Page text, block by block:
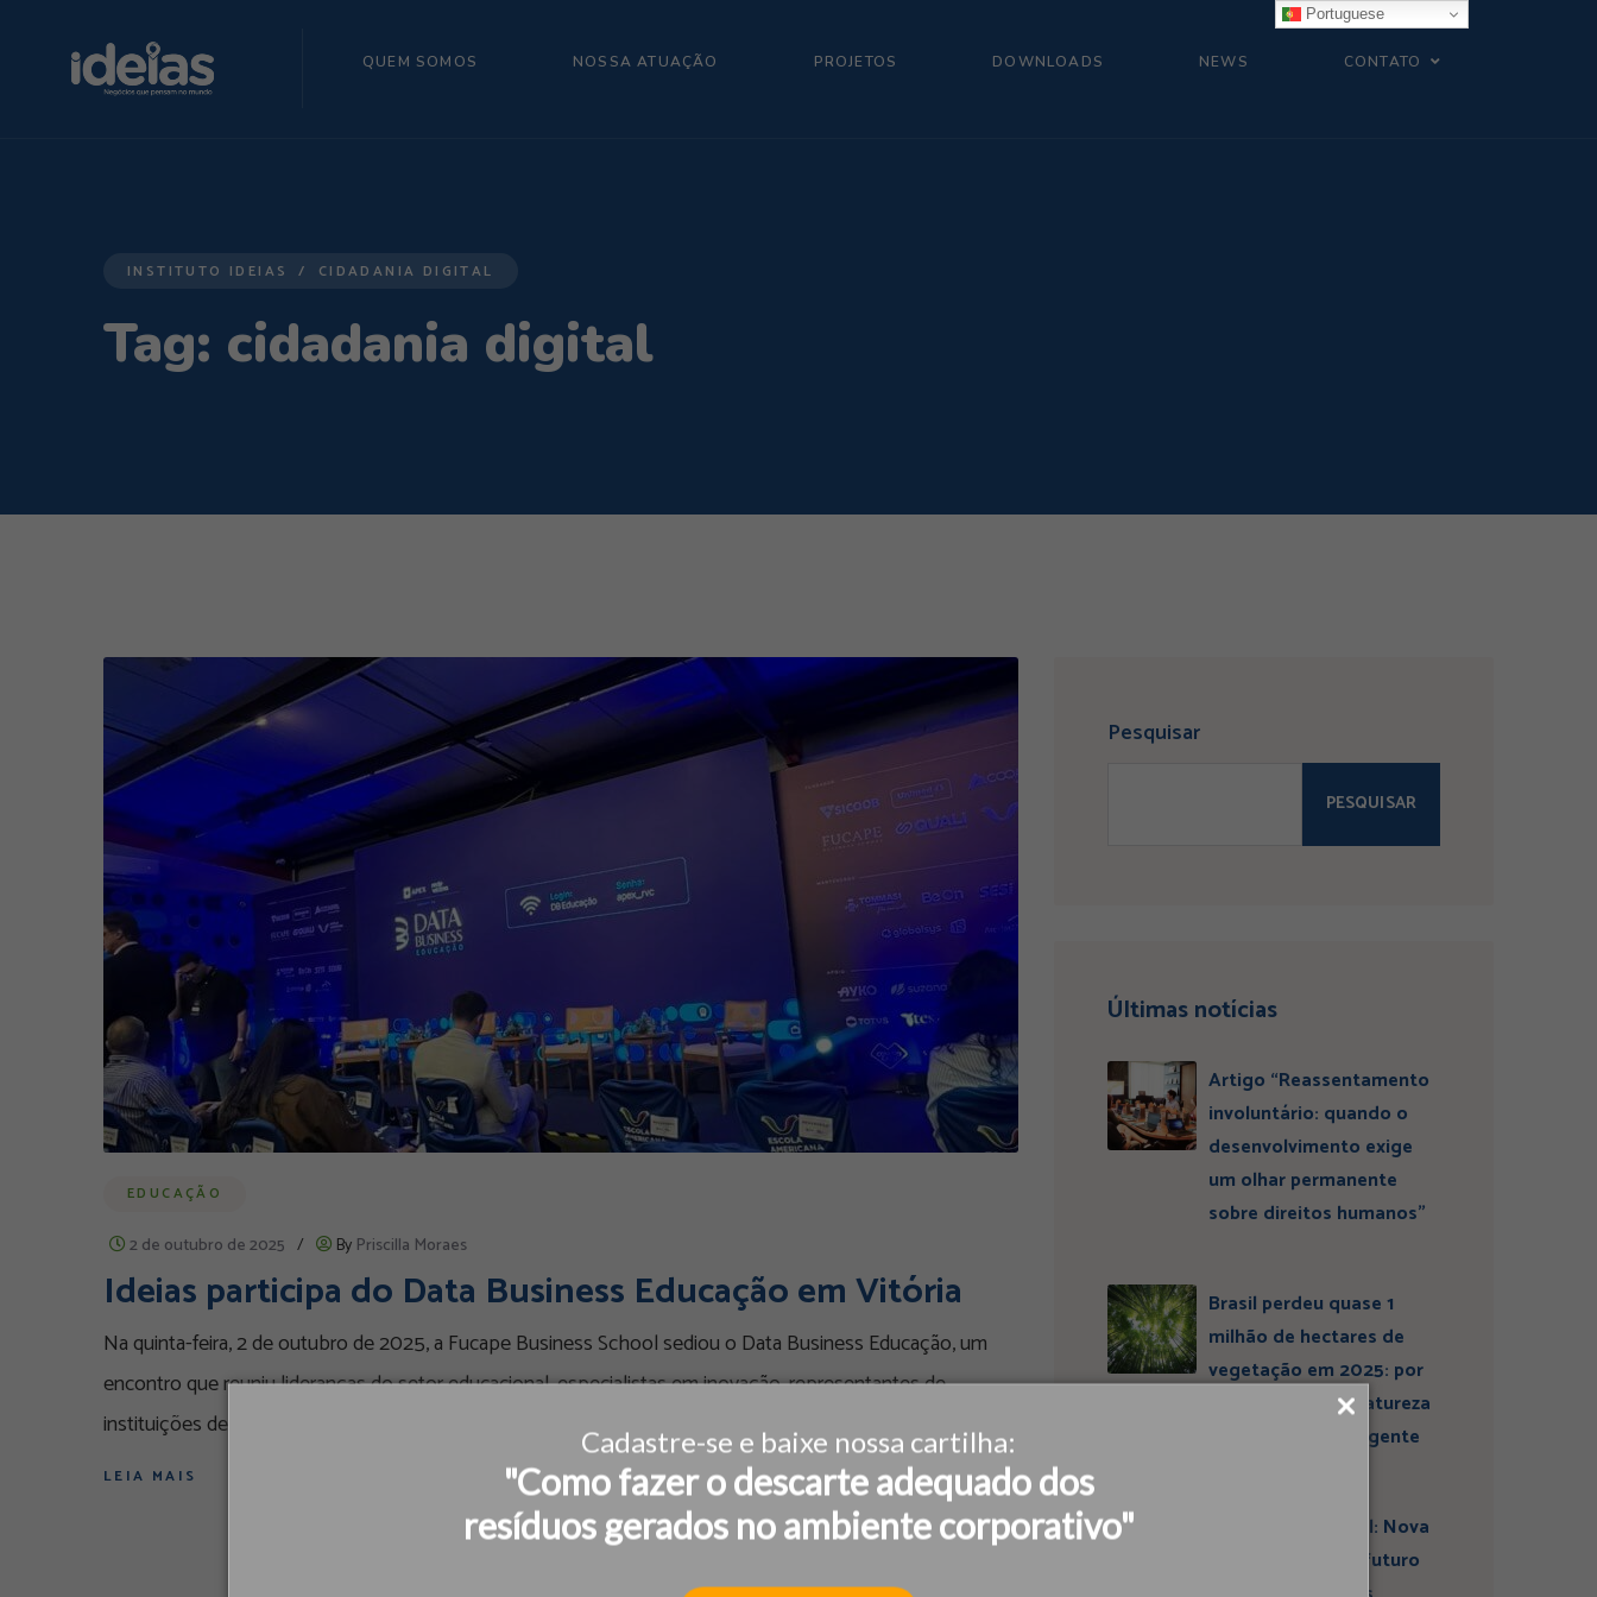
Cadastre-se e baixe nossa cartilha:
"Como fazer o descarte adequado dos
resíduos gerados no ambiente corporativo"
QUEM SOMOS NOSSA ATUAÇÃO PROJETOS DOWNLOADS NEWS CONTATO
INSTITUTO IDEIAS CIDADANIA DIGITAL
Tag: cidadania digital
EDUCAÇÃO
2 de outubro de 2025 / By Priscilla Moraes
Ideias participa do Data Business Educação em Vitória
Na quinta-feira, 2 de outubro de 2025, a Fucape Business School sediou o Data Business Educação, um
encontro que reuniu lideranças do setor educacional, especialistas em inovação, representantes de
instituições de ensino e o mercado para refletir sobre “Escola, tecnologia
LEIA MAIS
Pesquisar
PESQUISAR
Últimas notícias
Artigo “Reassentamento
involuntário: quando o
desenvolvimento exige
um olhar permanente
sobre direitos humanos”
Brasil perdeu quase 1
milhão de hectares de
vegetação em 2025: por
que conservar a natureza
continua sendo urgente
Entrevista ESBrasil: Nova
liderança projeta futuro
Portuguese